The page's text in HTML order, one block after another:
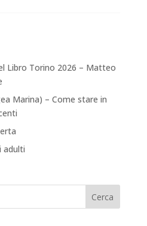
Libro Torino 2026 – Matteo
Marina) – Come stare in
adulti